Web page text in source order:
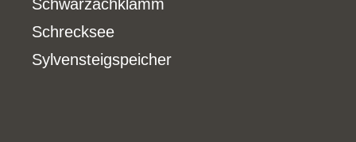
Schwarzachklamm
Schrecksee
Sylvensteigspeicher